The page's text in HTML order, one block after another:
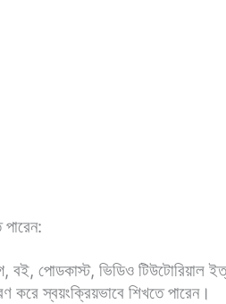
বই, পোডকাস্ট, ভিডিও টিউটোরিয়াল
করে স্বয়ংক্রিয়ভাবে শিখতে পারেন।